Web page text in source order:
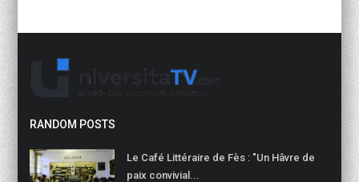
RANDOM POSTS
Le Café Littéraire de Fès : "Un Hâvre de
paix convivial...